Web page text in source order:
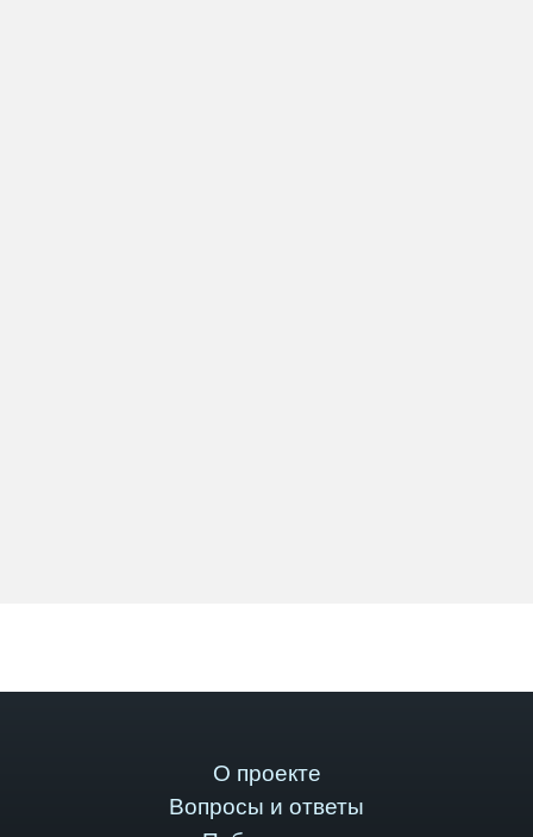
О проекте
Вопросы и ответы